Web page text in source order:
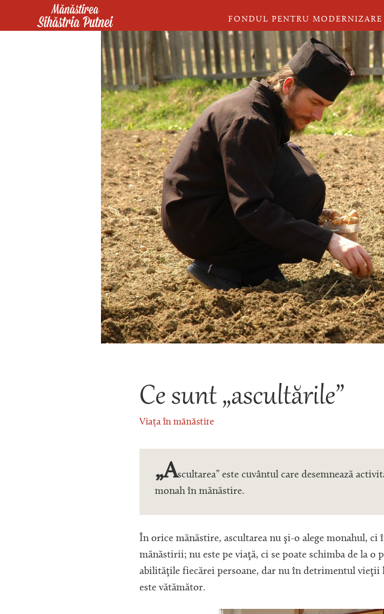
Mergi la conţinutul principal
FONDUL PENTRU MODERNIZARE
Ce sunt „ascultările”
Viața în mănăstire
„Ascultarea” este cuvântul care desemnează
monah în mănăstire.
În orice mănăstire, ascultarea nu şi-o alege monahul,
mănăstirii; nu este pe viaţă, ci se poate schimba de la o
abilităţile fiecărei persoane, dar nu în detrimentul vieţii
este vătămător.